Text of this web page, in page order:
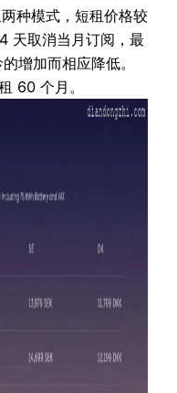
种模式，短租价格较
天取消当月订阅，最
增加而相应降低。
60 个月。